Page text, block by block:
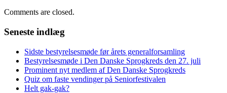
Comments are closed.
Seneste indlæg
Sidste bestyrelsesmøde før årets generalforsamling
Bestyrelsesmøde i Den Danske Sprogkreds den 27. juli
Prominent nyt medlem af Den Danske Sprogkreds
Quiz om faste vendinger på Seniorfestivalen
Helt gak-gak?